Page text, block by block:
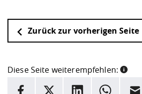
Zurück zur vorherigen Seite
Diese Seite weiterempfehlen:
INFORMATION
Facebook
X LinkedInWhatsappE-Mail